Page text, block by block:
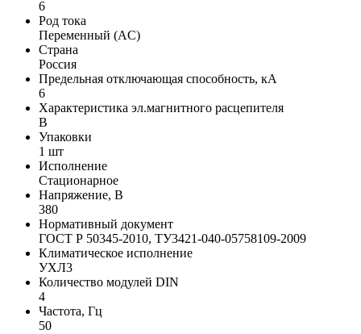
6
Род тока
Переменный (AC)
Страна
Россия
Предельная отключающая способность, кA
6
Характеристика эл.магнитного расцепителя
B
Упаковки
1 шт
Исполнение
Стационарное
Напряжение, В
380
Нормативный документ
ГОСТ Р 50345-2010, ТУ3421-040-05758109-2009
Климатическое исполнение
УХЛ3
Количество модулей DIN
4
Частота, Гц
50